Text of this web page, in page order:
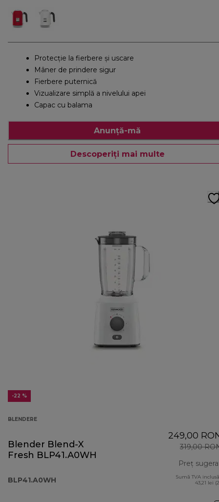
Protecţie la fierbere şi uscare
Mâner de prindere sigur
Fierbere puternică
Vizualizare simplă a nivelului apei
Capac cu balama
Anunță-mă
Descoperiți mai multe
-22 %
BLENDERE
Blender Blend-X
Fresh BLP41.A0WH
BLP41.A0WH
249,00
319,00
Preț
Sumă TVA
43,21 lei